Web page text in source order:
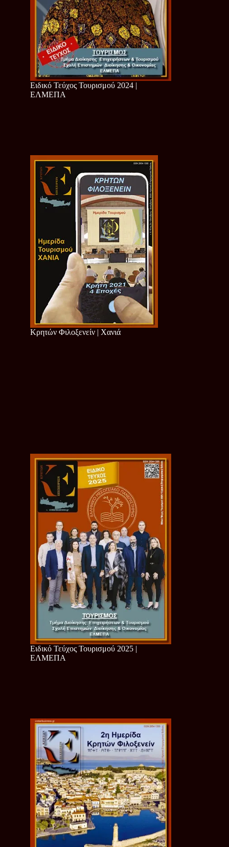
Ειδικό Τεύχος Τουρισμού 2024 |
ΕΛΜΕΠΑ
Κρητών Φιλοξενείν | Χανιά
Ειδικό Τεύχος Τουρισμού 2025 |
ΕΛΜΕΠΑ